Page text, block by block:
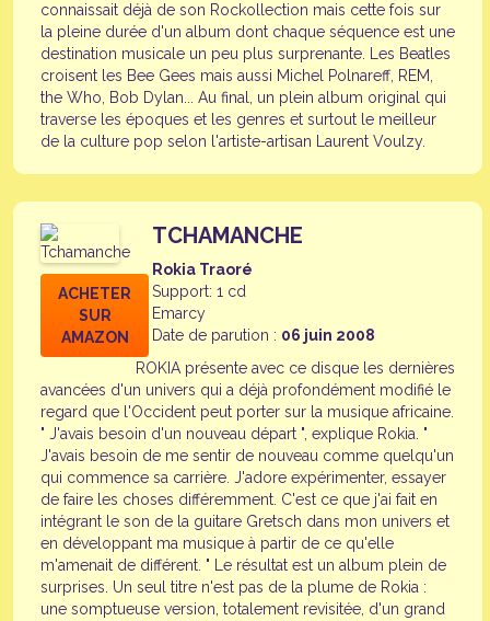
connaissait déjà de son Rockollection mais cette fois sur
la pleine durée d'un album dont chaque séquence est une
destination musicale un peu plus surprenante. Les Beatles
croisent les Bee Gees mais aussi Michel Polnareff, REM,
the Who, Bob Dylan... Au final, un plein album original qui
traverse les époques et les genres et surtout le meilleur
de la culture pop selon l'artiste-artisan Laurent Voulzy.
ACHETER
SUR
AMAZON
TCHAMANCHE
Rokia Traoré
Support: 1 cd
Emarcy
Date de parution : 06 juin 2008
ROKIA présente avec ce disque les dernières
avancées d'un univers qui a déjà profondément modifié le
regard que l'Occident peut porter sur la musique africaine.
" J'avais besoin d'un nouveau départ ", explique Rokia. "
J'avais besoin de me sentir de nouveau comme quelqu'un
qui commence sa carrière. J'adore expérimenter, essayer
de faire les choses différemment. C'est ce que j'ai fait en
intégrant le son de la guitare Gretsch dans mon univers et
en développant ma musique à partir de ce qu'elle
m'amenait de différent. " Le résultat est un album plein de
surprises. Un seul titre n'est pas de la plume de Rokia :
une somptueuse version, totalement revisitée, d'un grand